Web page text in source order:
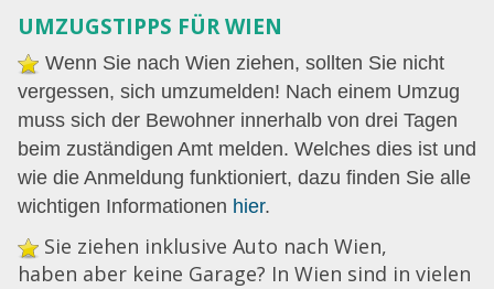
UMZUGSTIPPS FÜR WIEN
Wenn Sie nach Wien ziehen, sollten Sie nicht
vergessen, sich umzumelden! Nach einem Umzug
muss sich der Bewohner innerhalb von drei Tagen
beim zuständigen Amt melden. Welches dies ist und
wie die Anmeldung funktioniert, dazu finden Sie alle
wichtigen Informationen hier.
Sie ziehen inklusive Auto nach Wien,
haben aber keine Garage? In Wien sind in vielen